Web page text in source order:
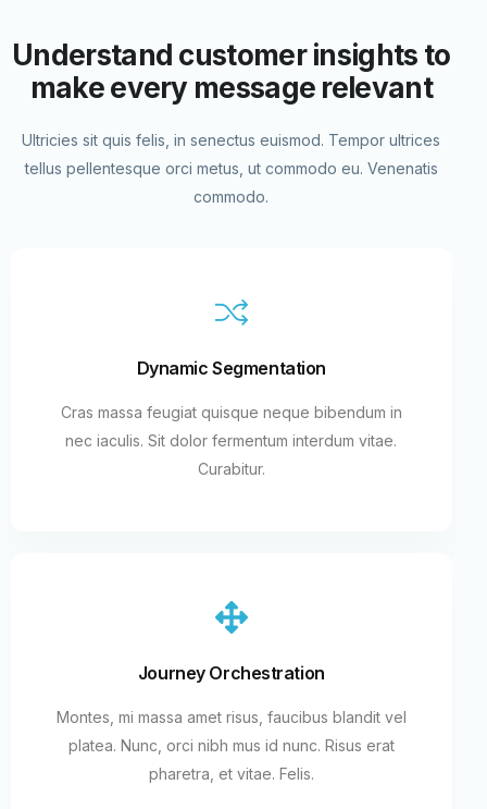
Understand customer insights to
make every message relevant
Ultricies sit quis felis, in senectus euismod. Tempor ultrices
tellus pellentesque orci metus, ut commodo eu. Venenatis
commodo.
Dynamic Segmentation
Cras massa feugiat quisque neque bibendum in
nec iaculis. Sit dolor fermentum interdum vitae.
Curabitur.
Journey Orchestration
Montes, mi massa amet risus, faucibus blandit vel
platea. Nunc, orci nibh mus id nunc. Risus erat
pharetra, et vitae. Felis.